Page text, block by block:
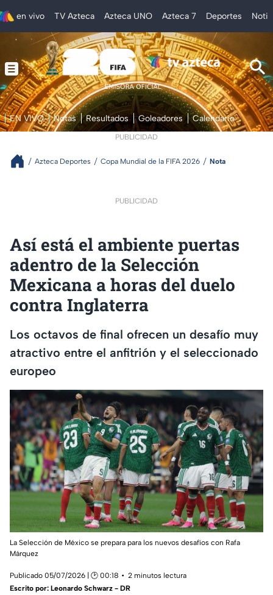
en vivo TV Azteca Azteca UNO Azteca 7 Deportes
EN VIVO Notas Resultados Goleadores Calendario
PUBLICIDAD
Azteca Deportes Copa Mundial de la FIFA 2026 Nota
PUBLICIDAD
Así está el ambiente puertas
adentro de la Selección
Mexicana a horas del duelo
contra Inglaterra
Los octavos de final ofrecen un desafío muy
atractivo entre el anfitrión y el seleccionado
europeo
La Selección de México se prepara para los nuevos desafíos con Rafa
Márquez
Publicado 05/07/2026 | 🕑 00:18
2 minutos lectura
Escrito por: Leonardo Schwarz - DR